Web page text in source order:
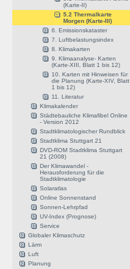
(Karte-II)
5.2 Thermalkarte
Morgen (Karte-III)
6. Emissionskataster
7. Luftbelastungsindex
8. Klimakarten
9. Klimaanalyse- Karten
(Karte-XIII, Blatt 1 bis 12)
10. Karten mit Hinweisen für
die Planung (Karte-XIV, Blatt
1 bis 12)
11. Literatur
Klimakalender
Städtebauliche Klimafibel Online
- Version 2012
Stadtklimatologischer Rundblick
Stadtklima Stuttgart 21
DVD-ROM Stadtklima Stuttgart
21 (2008)
Der Klimawandel -
Herausforderung für die
Stadtklimatologie
Solaratlas
Online Sonnenstand
Sonnen-Lehrpfad
UV-Index (Prognose)
Service
Globaler Klimaschutz
Lärm
Luft
Planung